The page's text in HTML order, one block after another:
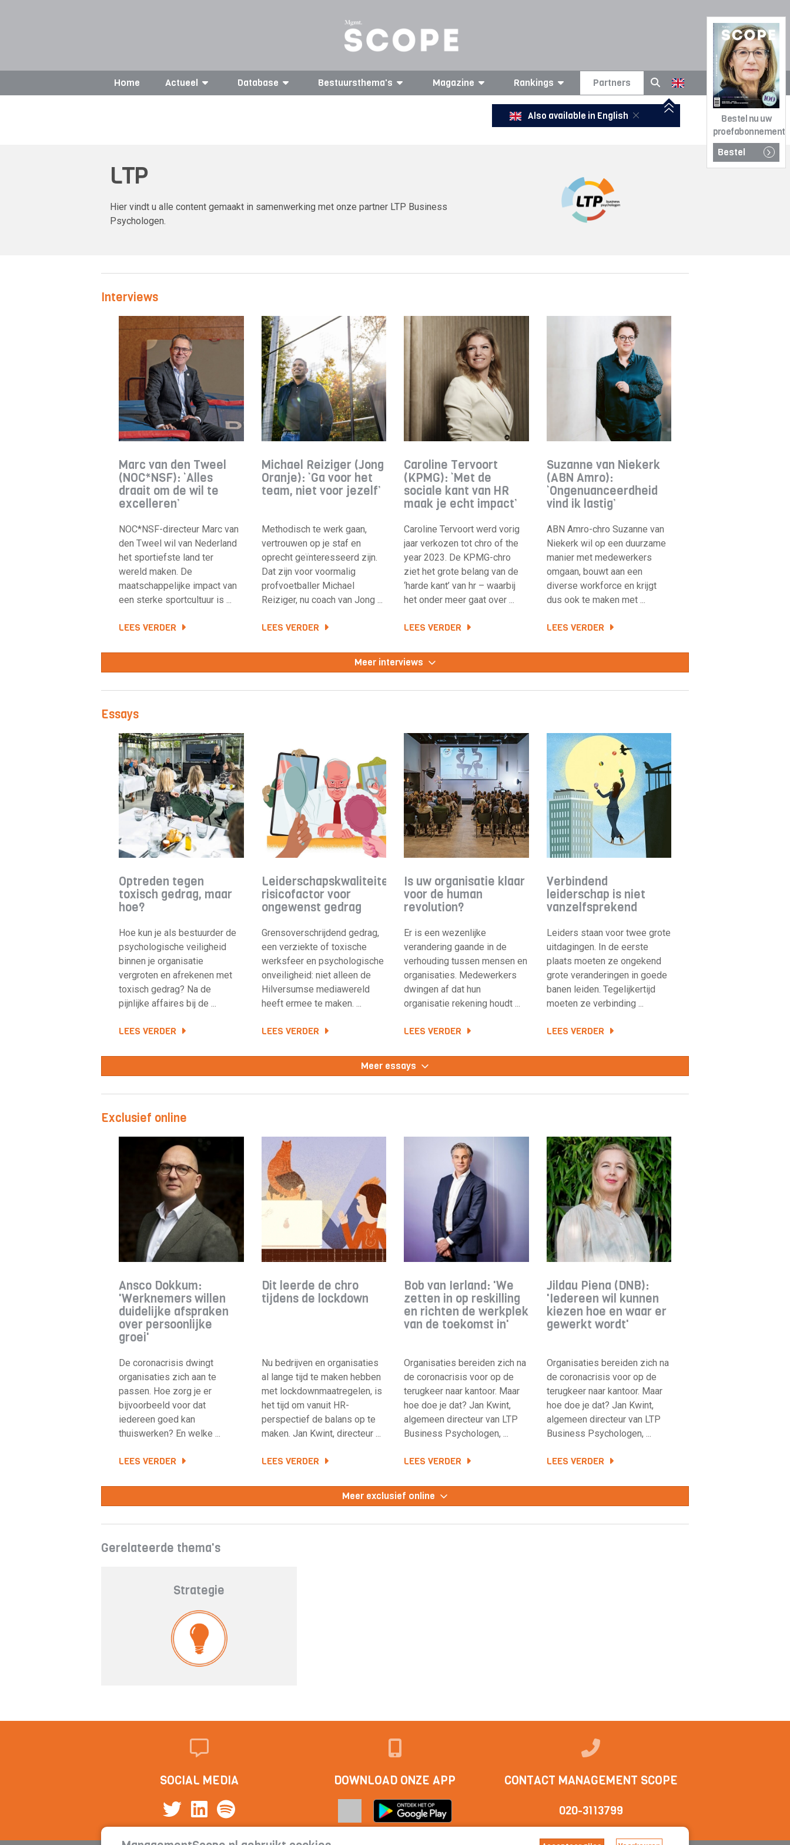
Bestel nu uw
proefabonnement
Bestel
Home Actueel Database Bestuursthema's Magazine Rankings Partners
Also available in English
LTP
Hier vindt u alle content gemaakt in samenwerking met onze partner LTP Business
Psychologen.
Interviews
Marc van den Tweel
(NOC*NSF): ‘Alles
draait om de wil te
excelleren’
Michael Reiziger (Jong
Oranje): ‘Ga voor het
team, niet voor jezelf’
Caroline Tervoort
(KPMG): ‘Met de
sociale kant van HR
maak je echt impact’
Suzanne van Niekerk
(ABN Amro):
‘Ongenuanceerdheid
vind ik lastig’
NOC*NSF-directeur Marc van
den Tweel wil van Nederland
het sportiefste land ter
wereld maken. De
maatschappelijke impact van
een sterke sportcultuur is ...
LEES VERDER
Methodisch te werk gaan,
vertrouwen op je staf en
oprecht geïnteresseerd zijn.
Dat zijn voor voormalig
profvoetballer Michael
Reiziger, nu coach van Jong ...
LEES VERDER
Caroline Tervoort werd vorig
jaar verkozen tot chro of the
year 2023. De KPMG-chro
ziet het grote belang van de
‘harde kant’ van hr – waarbij
het onder meer gaat over ...
LEES VERDER
ABN Amro-chro Suzanne van
Niekerk wil op een duurzame
manier met medewerkers
omgaan, bouwt aan een
diverse workforce en krijgt
dus ook te maken met ...
LEES VERDER
Meer interviews
Essays
Optreden tegen
toxisch gedrag, maar
hoe?
Leiderschapskwaliteiten
risicofactor voor
ongewenst gedrag
Is uw organisatie klaar
voor de human
revolution?
Verbindend
leiderschap is niet
vanzelfsprekend
Hoe kun je als bestuurder de
psychologische veiligheid
binnen je organisatie
vergroten en afrekenen met
toxisch gedrag? Na de
pijnlijke affaires bij de ...
LEES VERDER
Grensoverschrijdend gedrag,
een verziekte of toxische
werksfeer en psychologische
onveiligheid: niet alleen de
Hilversumse mediawereld
heeft ermee te maken. ...
LEES VERDER
Er is een wezenlijke
verandering gaande in de
verhouding tussen mensen en
organisaties. Medewerkers
dwingen af dat hun
organisatie rekening houdt ...
LEES VERDER
Leiders staan voor twee grote
uitdagingen. In de eerste
plaats moeten ze ongekend
grote veranderingen in goede
banen leiden. Tegelijkertijd
moeten ze verbinding ...
LEES VERDER
Meer essays
Exclusief online
Ansco Dokkum:
'Werknemers willen
duidelijke afspraken
over persoonlijke
groei'
Dit leerde de chro
tijdens de lockdown
Bob van Ierland: 'We
zetten in op reskilling
en richten de werkplek
van de toekomst in'
Jildau Piena (DNB):
'Iedereen wil kunnen
kiezen hoe en waar er
gewerkt wordt'
De coronacrisis dwingt
organisaties zich aan te
passen. Hoe zorg je er
bijvoorbeeld voor dat
iedereen goed kan
thuiswerken? En welke ...
LEES VERDER
Nu bedrijven en organisaties
al lange tijd te maken hebben
met lockdownmaatregelen, is
het tijd om vanuit HR-
perspectief de balans op te
maken. Jan Kwint, directeur ...
LEES VERDER
Organisaties bereiden zich na
de coronacrisis voor op de
terugkeer naar kantoor. Maar
hoe doe je dat? Jan Kwint,
algemeen directeur van LTP
Business Psychologen, ...
LEES VERDER
Organisaties bereiden zich na
de coronacrisis voor op de
terugkeer naar kantoor. Maar
hoe doe je dat? Jan Kwint,
algemeen directeur van LTP
Business Psychologen, ...
LEES VERDER
Meer exclusief online
Gerelateerde thema's
Strategie
SOCIAL MEDIA DOWNLOAD ONZE APP CONTACT MANAGEMENT SCOPE
020-3113799